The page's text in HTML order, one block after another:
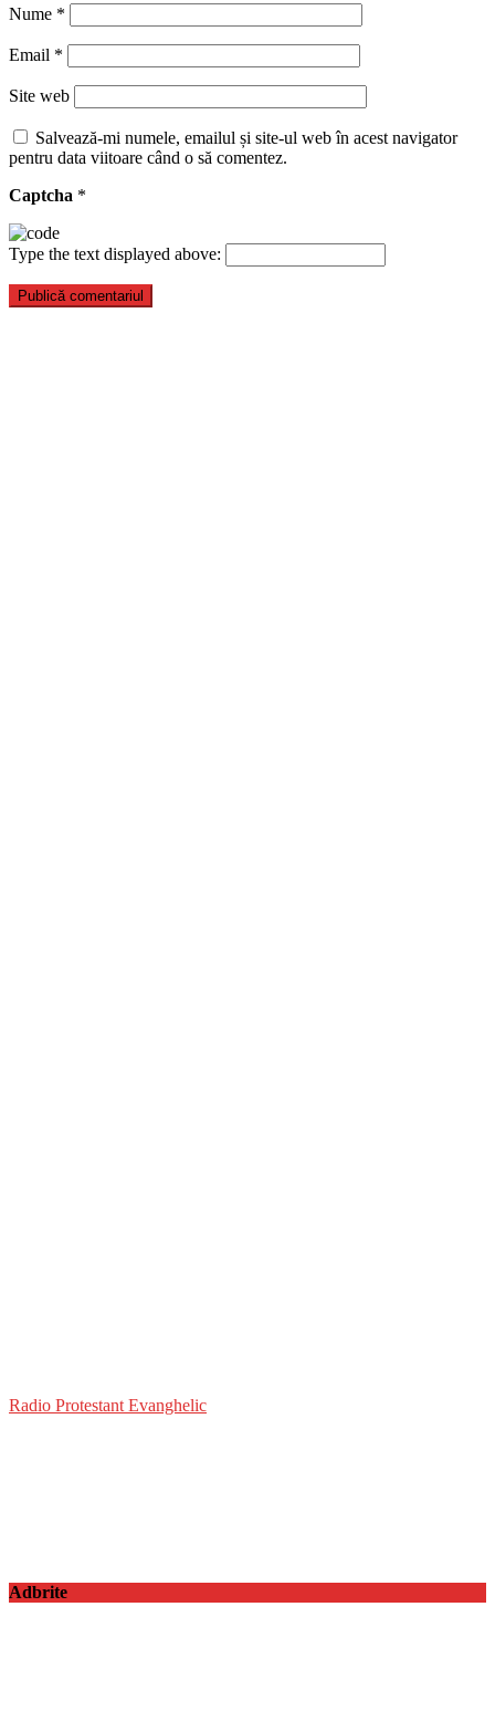
Nume *
Email *
Site web
Salvează-mi numele, emailul și site-ul web în acest navigator
pentru data viitoare când o să comentez.
Captcha *
Type the text displayed above:
Radio Protestant Evanghelic
Adbrite